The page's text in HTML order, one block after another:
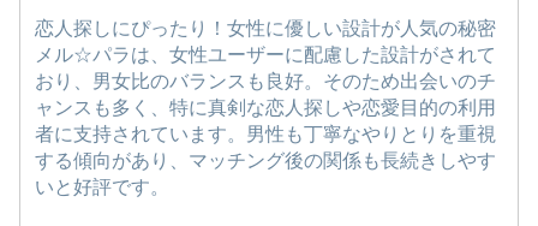
恋人探しにぴったり！女性に優しい設計が人気の秘密
メル☆パラは、女性ユーザーに配慮した設計がされて
おり、男女比のバランスも良好。そのため出会いのチ
ャンスも多く、特に真剣な恋人探しや恋愛目的の利用
者に支持されています。男性も丁寧なやりとりを重視
する傾向があり、マッチング後の関係も長続きしやす
いと好評です。